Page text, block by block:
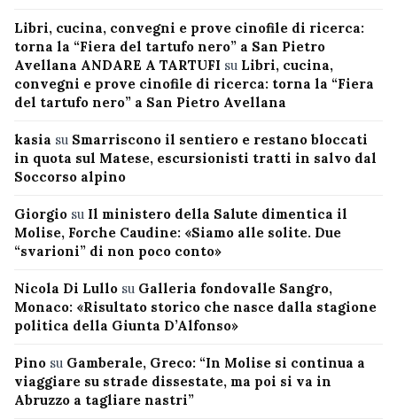
Libri, cucina, convegni e prove cinofile di ricerca:
torna la “Fiera del tartufo nero” a San Pietro
Avellana ANDARE A TARTUFI su Libri, cucina,
convegni e prove cinofile di ricerca: torna la “Fiera
del tartufo nero” a San Pietro Avellana
kasia su Smarriscono il sentiero e restano bloccati
in quota sul Matese, escursionisti tratti in salvo dal
Soccorso alpino
Giorgio su Il ministero della Salute dimentica il
Molise, Forche Caudine: «Siamo alle solite. Due
“svarioni” di non poco conto»
Nicola Di Lullo su Galleria fondovalle Sangro,
Monaco: «Risultato storico che nasce dalla stagione
politica della Giunta D’Alfonso»
Pino su Gamberale, Greco: “In Molise si continua a
viaggiare su strade dissestate, ma poi si va in
Abruzzo a tagliare nastri”